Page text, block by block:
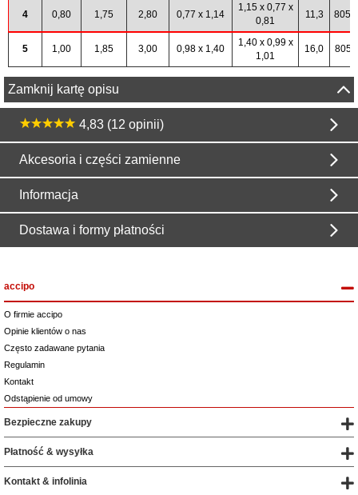
4 0,80 1,75 2,80 0,77 x 1,14
1,15 x 0,77 x
0,81
11,3
5 1,00 1,85 3,00 0,98 x 1,40
1,40 x 0,99 x
1,01
16,0
Zamknij kartę opisu
4,83 (12 opinii)
Akcesoria i części zamienne
Informacja
Dostawa i formy płatności
accipo
O firmie accipo
Opinie klientów o nas
Często zadawane pytania
Regulamin
Kontakt
Odstąpienie od umowy
Bezpieczne zakupy
Płatność & wysyłka
Kontakt & infolinia